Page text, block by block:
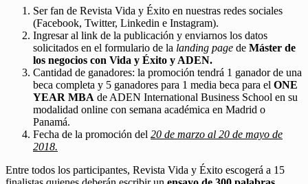
Ser fan de Revista Vida y Éxito en nuestras redes sociales
(Facebook, Twitter, Linkedin e Instagram).
Ingresar al link de la publicación y enviarnos los datos
solicitados en el formulario de la landing page de Máster de
los negocios con Vida y Éxito y ADEN.
Cantidad de ganadores: la promoción tendrá 1 ganador de una
beca completa y 5 ganadores para 1 media beca para el ONE
YEAR MBA de ADEN International Business School en su
modalidad online con semana académica en Madrid o
Panamá.
Fecha de la promoción del 20 de marzo al 20 de mayo de
2018.
Entre todos los participantes, Revista Vida y Éxito escogerá a 15